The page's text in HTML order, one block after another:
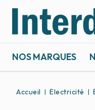
NOS MARQUES
Accueil Électricité